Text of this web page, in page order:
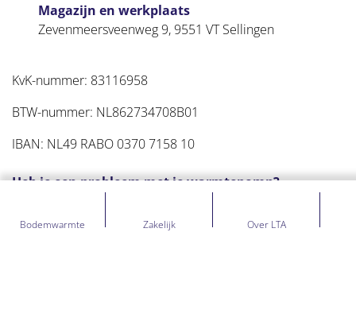
Bodemwarmte Zakelijk Over LTA
Magazijn en werkplaats
Zevenmeersveenweg 9,9551 VT Sellingen
KvK-nummer: 83116958
BTW-nummer: NL862734708B01
IBAN: NL49 RABO 0370 7158 10
Heb je een probleem met je warmtepomp?
TICKET INDIENEN